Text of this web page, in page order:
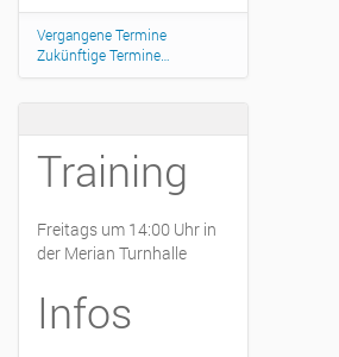
Vergangene Termine
Zukünftige Termine…
Training
Freitags um 14:00 Uhr in
der Merian Turnhalle
Infos